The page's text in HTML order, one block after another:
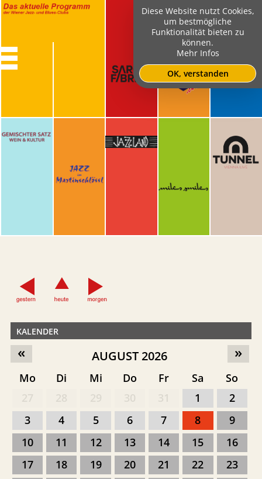
KALENDER
»
« AUGUST 2026
Mo Di Mi Do Fr Sa
So
1
2
3
4 5 6 7 8
9
10
11 12 13 14 15
16
17
18 19 20 21 22
23
Diese Website nutzt Cookies,
um bestmögliche
Funktionalität bieten zu
können.
Mehr Infos
OK, verstanden